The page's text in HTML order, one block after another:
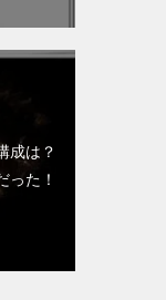
成は？
った！